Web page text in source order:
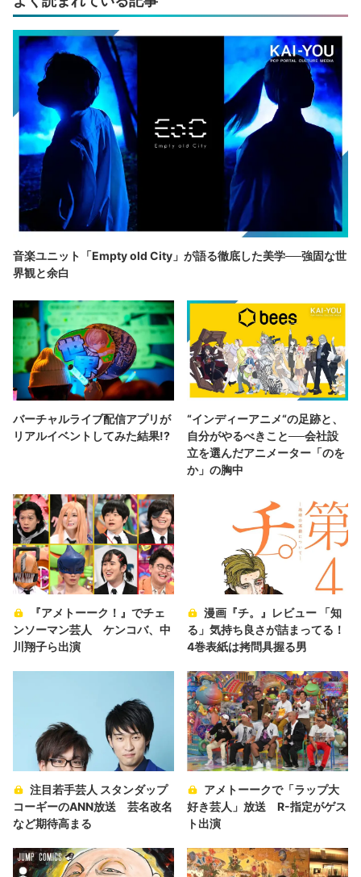
音楽ユニット「Empty old City」が語る徹底した美学──強固な世
界観と余白
バーチャルライブ配信アプリが
リアルイベントしてみた結果!?
“インディーアニメ“の足跡と、
自分がやるべきこと──会社設
立を選んだアニメーター「のを
か」の胸中
『アメトーーク！』でチェ
ンソーマン芸人 ケンコバ、中
川翔子ら出演
漫画『チ。』レビュー 「知
る」気持ち良さが詰まってる！
4巻表紙は拷問具握る男
注目若手芸人 スタンダップ
コーギーのANN放送 芸名改名
など期待高まる
アメトーークで「ラップ大
好き芸人」放送 R-指定がゲス
ト出演